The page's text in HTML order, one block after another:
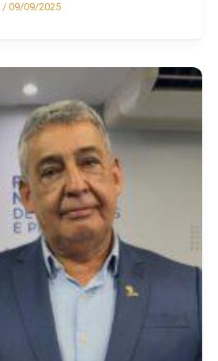
/ 09/09/2025